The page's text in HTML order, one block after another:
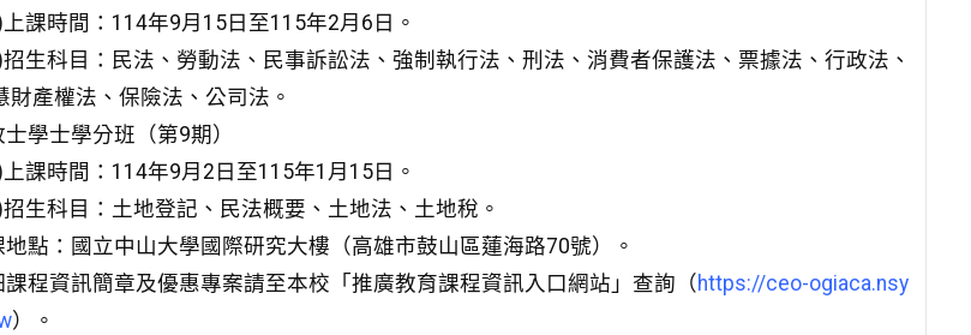
課時間：114年9月15日至115年2月6日。
生科目：民法、勞動法、民事訴訟法、強制執行法、刑法、消費者保護法、票據法、行政法、
財產權法、保險法、公司法。
學士學分班（第9期）
課時間：114年9月2日至115年1月15日。
生科目：土地登記、民法概要、土地法、土地稅。
地點：國立中山大學國際研究大樓（高雄市鼓山區蓮海路70號）。
課程資訊簡章及優惠專案請至本校「推廣教育課程資訊入口網站」查詢（ https://ceo-ogiaca.nsy
）。